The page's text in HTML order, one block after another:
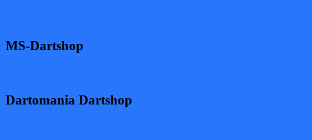
MS-Dartshop
Dartomania Dartshop